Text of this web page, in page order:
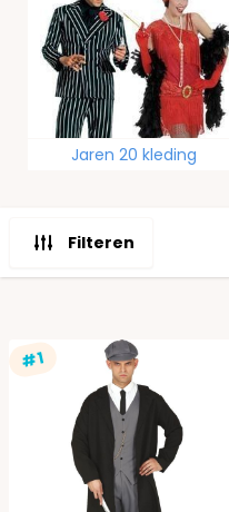
Jaren 20 kleding
Filteren
#1